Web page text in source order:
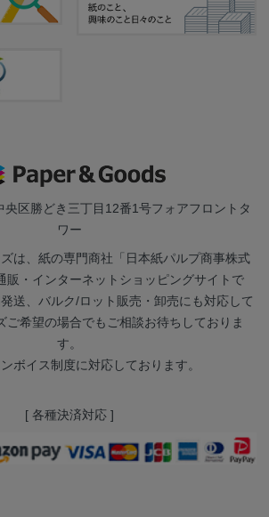
央区勝どき三丁目12番1号フォアフロントタ
ワー
は、紙の専門商社「日本紙パルプ商事株式
販・インターネットショッピングサイトで
送、バルク/ロット販売・卸売にも対応して
ご希望の場合でもご相談お待ちしておりま
す。
ボイス制度に対応しております。
[ 各種決済対応 ]